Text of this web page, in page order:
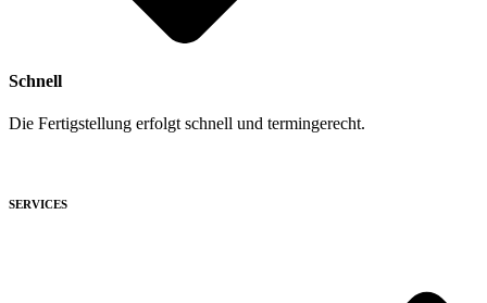
Schnell
Die Fertigstellung erfolgt schnell und termingerecht.
SERVICES